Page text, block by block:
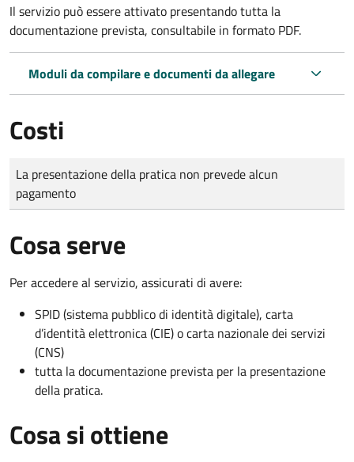
Il servizio può essere attivato presentando tutta la
documentazione prevista, consultabile in formato PDF.
Moduli da compilare e documenti da allegare
Costi
Tipo di pagamento
Importo
La presentazione della pratica non prevede alcun
pagamento
Cosa serve
Per accedere al servizio, assicurati di avere:
SPID (sistema pubblico di identità digitale), carta
d’identità elettronica (CIE) o carta nazionale dei servizi
(CNS)
tutta la documentazione prevista per la presentazione
della pratica.
Cosa si ottiene